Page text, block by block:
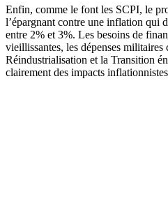
Enfin, comme le font les SCPI, le
l’épargnant contre une inflation qui
entre 2% et 3%. Les besoins de
vieillissantes, les dépenses militaires
Réindustrialisation et la Transition
clairement des impacts